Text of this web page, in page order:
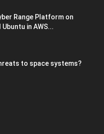
Range Platform on
in AWS...
to space systems?